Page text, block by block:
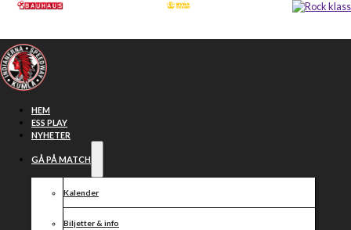
Hoppa till huvudinnehåll Hoppa till sidfot
HEM
ESS PLAY
NYHETER
GÅ PÅ MATCH
Kalender
Biljetter & info
Våra partners